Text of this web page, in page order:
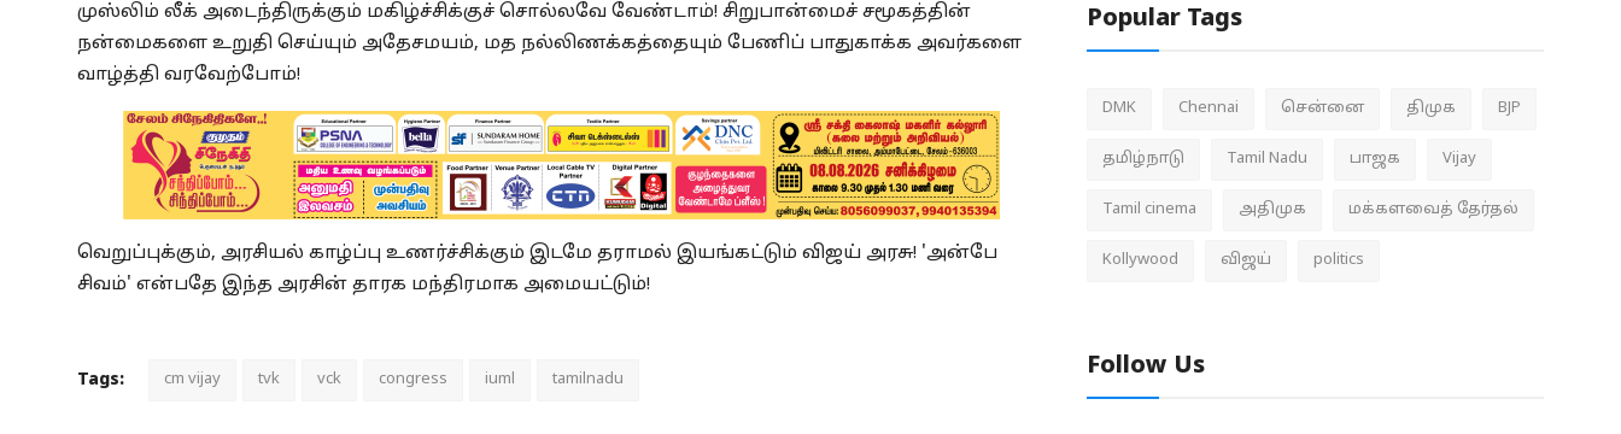
முஸ்லிம் லீக் அடைந்திருக்கும் மகிழ்ச்சிக்குச் சொல்லவே வேண்டாம்! சிறுபான்மைச் சமூகத்தின்
நன்மைகளை உறுதி செய்யும் அதேசமயம், மத நல்லிணக்கத்தையும் பேணிப் பாதுகாக்க அவர்களை
வாழ்த்தி வரவேற்போம்!
வெறுப்புக்கும், அரசியல் காழ்ப்பு உணர்ச்சிக்கும் இடமே தராமல் இயங்கட்டும் விஜய் அரசு! 'அன்பே
சிவம்' என்பதே இந்த அரசின் தாரக மந்திரமாக அமையட்டும்!
Tags: cm vijay tvk vck congress iuml tamilnadu
Popular Tags
DMK Chennai சென்னை திமுக BJP
தமிழ்நாடு Tamil Nadu பாஜக Vijay
Tamil cinema அதிமுக மக்களவைத் தேர்தல்
Kollywood விஜய் politics
Follow Us